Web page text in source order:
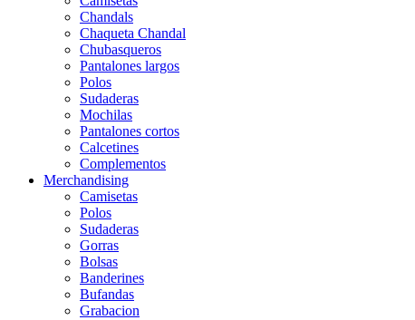
Chandals
Chaqueta Chandal
Chubasqueros
Pantalones largos
Polos
Sudaderas
Mochilas
Pantalones cortos
Calcetines
Complementos
Merchandising
Camisetas
Polos
Sudaderas
Gorras
Bolsas
Banderines
Bufandas
Grabacion